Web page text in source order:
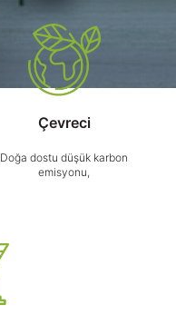
Çevreci
Doğa dostu düşük karbon
emisyonu,